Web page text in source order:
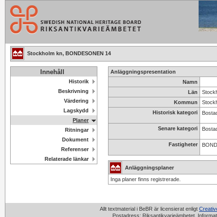
Stockholm kn, BONDESONEN 14
Innehåll
Historik
Beskrivning
Värdering
Lagskydd
Planer
Ritningar
Dokument
Referenser
Relaterade länkar
Anläggningspresentation
Namn
Län
Kommun
Historisk kategori
Senare kategori
Fastigheter
Anläggningsplaner
Inga planer finns registrerade.
Allt textmaterial i BeBR är licensierat enligt
Postadress: Riksantikvarieämbetet,